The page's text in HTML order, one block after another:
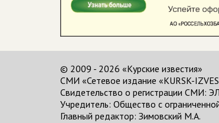
© 2009 - 2026 «Курские известия»
СМИ «Сетевое издание «KURSK-
Свидетельство о регистрации СМИ:
Учредитель: Общество с
Главный редактор: Зимовский М.А.